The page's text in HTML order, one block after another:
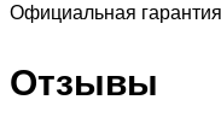
Официальная
Отзывы